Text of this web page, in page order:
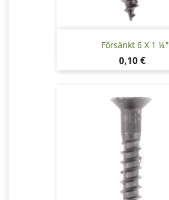
Försänkt 6 X 1 ¼"
Pris
0,10 €